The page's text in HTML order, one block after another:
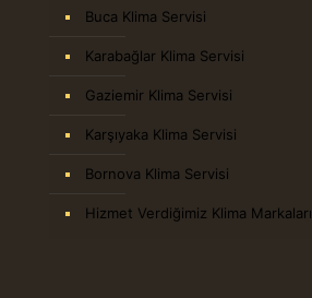
Buca Klima Servisi
Karabağlar Klima Servisi
Gaziemir Klima Servisi
Karşıyaka Klima Servisi
Bornova Klima Servisi
Hizmet Verdiğimiz Klima Markaları